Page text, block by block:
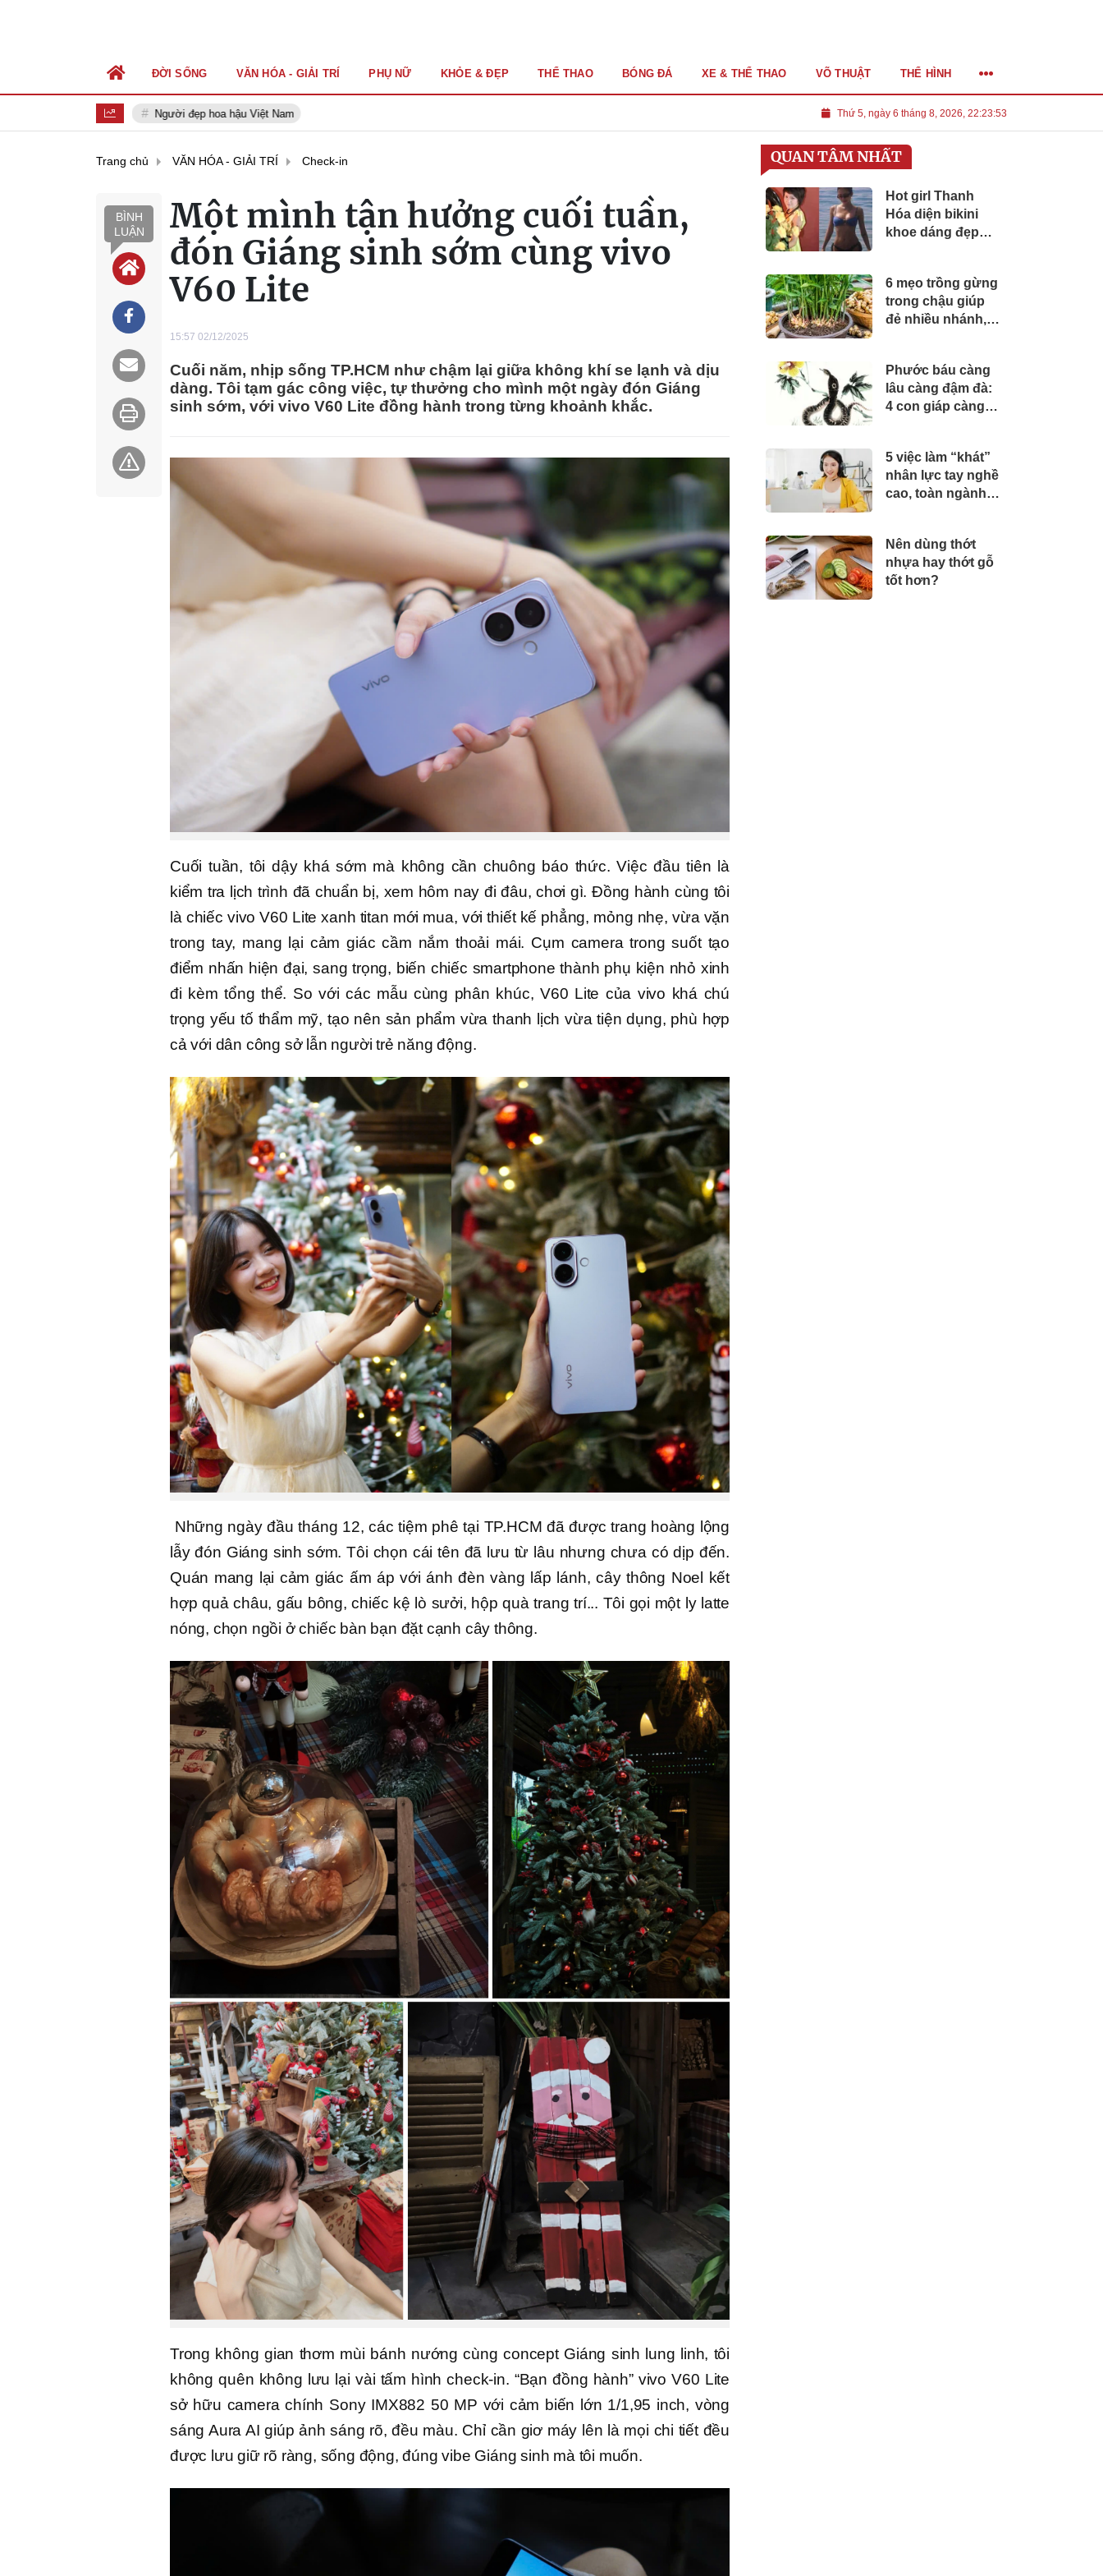
Người đẹp hoa hậu Việt Nam Thứ 5, ngày 6 tháng 8, 2026, 22:23:55
ĐỜI SỐNG VĂN HÓA - GIẢI TRÍ PHỤ NỮ KHỎE & ĐẸP THỂ THAO BÓNG ĐÁ XE & THỂ THAO VÕ THUẬT THỂ HÌNH
Trang chủ VĂN HÓA - GIẢI TRÍ Check-in
BÌNH
LUẬN
Một mình tận hưởng cuối tuần,
đón Giáng sinh sớm cùng vivo
V60 Lite
15:57 02/12/2025
Cuối năm, nhịp sống TP.HCM như chậm lại giữa không khí se lạnh và dịu
dàng. Tôi tạm gác công việc, tự thưởng cho mình một ngày đón Giáng
sinh sớm, với vivo V60 Lite đồng hành trong từng khoảnh khắc.
Cuối tuần, tôi dậy khá sớm mà không cần chuông báo thức. Việc đầu tiên là
kiểm tra lịch trình đã chuẩn bị, xem hôm nay đi đâu, chơi gì. Đồng hành cùng tôi
là chiếc vivo V60 Lite xanh titan mới mua, với thiết kế phẳng, mỏng nhẹ, vừa vặn
trong tay, mang lại cảm giác cầm nắm thoải mái. Cụm camera trong suốt tạo
điểm nhấn hiện đại, sang trọng, biến chiếc smartphone thành phụ kiện nhỏ xinh
đi kèm tổng thể. So với các mẫu cùng phân khúc, V60 Lite của vivo khá chú
trọng yếu tố thẩm mỹ, tạo nên sản phẩm vừa thanh lịch vừa tiện dụng, phù hợp
cả với dân công sở lẫn người trẻ năng động.
Những ngày đầu tháng 12, các tiệm phê tại TP.HCM đã được trang hoàng lộng
lẫy đón Giáng sinh sớm. Tôi chọn cái tên đã lưu từ lâu nhưng chưa có dịp đến.
Quán mang lại cảm giác ấm áp với ánh đèn vàng lấp lánh, cây thông Noel kết
hợp quả châu, gấu bông, chiếc kệ lò sưởi, hộp quà trang trí... Tôi gọi một ly latte
nóng, chọn ngồi ở chiếc bàn bạn đặt cạnh cây thông.
Trong không gian thơm mùi bánh nướng cùng concept Giáng sinh lung linh, tôi
không quên không lưu lại vài tấm hình check-in. “Bạn đồng hành” vivo V60 Lite
sở hữu camera chính Sony IMX882 50 MP với cảm biến lớn 1/1,95 inch, vòng
sáng Aura AI giúp ảnh sáng rõ, đều màu. Chỉ cần giơ máy lên là mọi chi tiết đều
được lưu giữ rõ ràng, sống động, đúng vibe Giáng sinh mà tôi muốn.
QUAN TÂM NHẤT
Hot girl Thanh
Hóa diện bikini
khoe dáng đẹp
giàu sang như
"phú bà"
6 mẹo trồng gừng
trong chậu giúp
đẻ nhiều nhánh,
ăn
Phước báu càng
lâu càng đậm đà:
4 con giáp càng
5 việc làm “khát”
nhân lực tay nghề
cao, toàn ngành
mức lương hậu
hĩnh
Nên dùng thớt
nhựa hay thớt gỗ
tốt hơn?